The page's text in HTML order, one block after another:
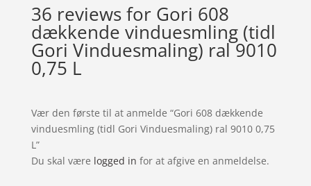
36 reviews for Gori 608
dækkende vinduesmling (tidl
Gori Vinduesmaling) ral 9010
0,75 L
Vær den første til at anmelde “Gori 608 dækkende
vinduesmling (tidl Gori Vinduesmaling) ral 9010 0,75
L”
Du skal være logged in for at afgive en anmeldelse.